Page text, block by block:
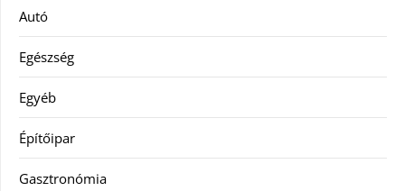
Autó
Egészség
Egyéb
Építőipar
Gasztronómia